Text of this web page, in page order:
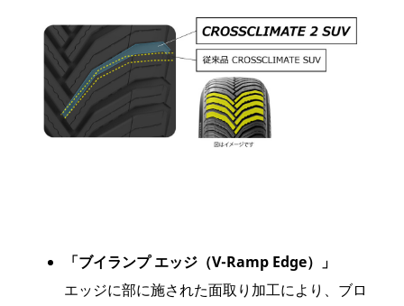
「ブイランプ エッジ（V-Ramp Edge）」
エッジに部に施された面取り加工により、ブロ